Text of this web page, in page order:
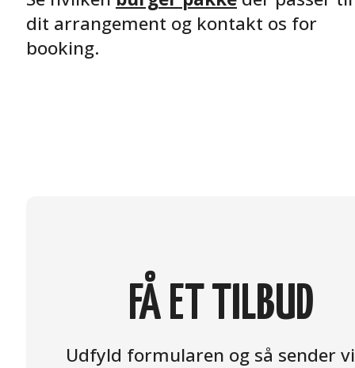
dit arrangement og kontakt os for
booking.
FÅ ET TILBUD
Udfyld formularen og så sender